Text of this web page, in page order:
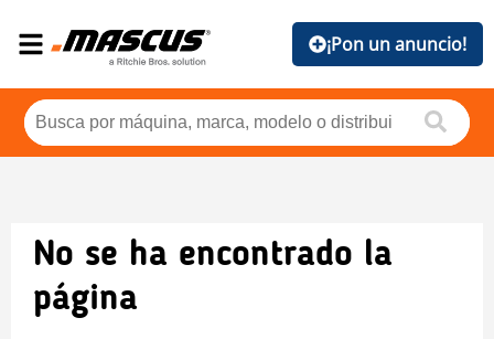
¡Pon un anuncio!
No se ha encontrado la
página